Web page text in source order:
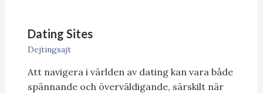
Dating Sites
Dejtingsajt
Att navigera i världen av dating kan vara både
spännande och överväldigande, särskilt när